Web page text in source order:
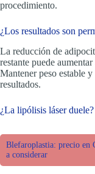
procedimiento.
¿Los resultados son
La reducción de
restante puede
Mantener peso estable
resultados.
¿La lipólisis láser duele?
Blefaroplastia: precio en
a considerar